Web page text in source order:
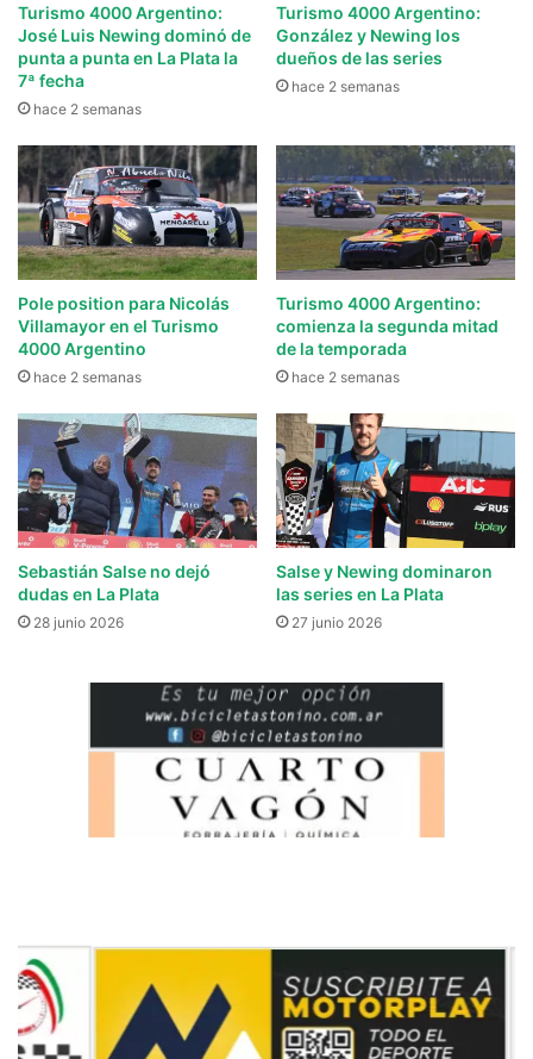
Turismo 4000 Argentino:
José Luis Newing dominó de
punta a punta en La Plata la
7ª fecha
hace 2 semanas
Turismo 4000 Argentino:
González y Newing los
dueños de las series
hace 2 semanas
Pole position para Nicolás
Villamayor en el Turismo
4000 Argentino
hace 2 semanas
Turismo 4000 Argentino:
comienza la segunda mitad
de la temporada
hace 2 semanas
Sebastián Salse no dejó
dudas en La Plata
28 junio 2026
Salse y Newing dominaron
las series en La Plata
27 junio 2026